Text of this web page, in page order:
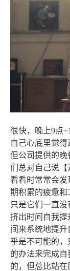
很快，晚上9点
自己心底里觉得
但公司提供的
们总对自己说
看看时常常会发
期积累的疲惫和
只是它们一直
挤出时间自我
间来系统地提
乎是不可能的
的办法来完成
的，但总比站在